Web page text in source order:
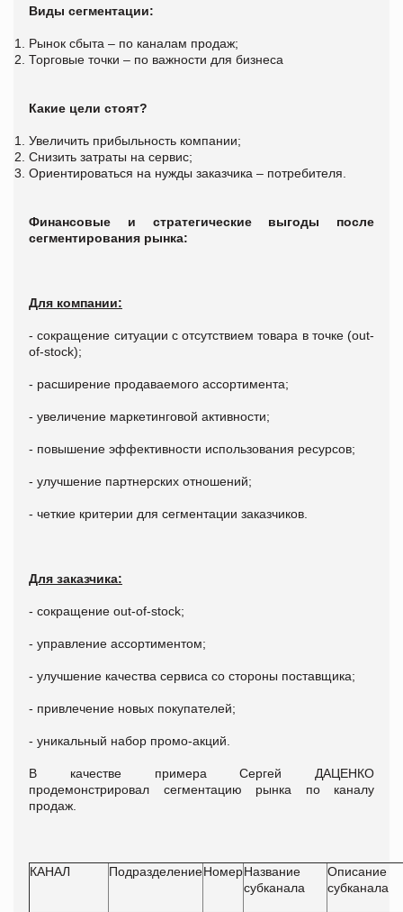
Виды сегментации:
Рынок сбыта – по каналам продаж;
Торговые точки – по важности для бизнеса
Какие цели стоят?
Увеличить прибыльность компании;
Снизить затраты на сервис;
Ориентироваться на нужды заказчика – потребителя.
Финансовые и стратегические выгоды после
сегментирования рынка:
Для компании:
- сокращение ситуации с отсутствием товара в точке (out-
of-stock);
- расширение продаваемого ассортимента;
- увеличение маркетинговой активности;
- повышение эффективности использования ресурсов;
- улучшение партнерских отношений;
- четкие критерии для сегментации заказчиков.
Для заказчика:
- сокращение out-of-stock;
- управление ассортиментом;
- улучшение качества сервиса со стороны поставщика;
- привлечение новых покупателей;
- уникальный набор промо-акций.
В качестве примера Сергей ДАЦЕНКО
продемонстрировал сегментацию рынка по каналу
продаж.
КАНАЛ ПодразделениеНомерНазвание
субканала
Описание
субканала